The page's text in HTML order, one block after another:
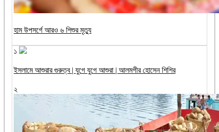
হাম উপসর্গে আরও ৬ শিশুর মৃত্যু
১
ইসলামে আশুরার গুরুত্ব | যুগে যুগে আশুরা | আলমগীর হোসেন শিশির
২